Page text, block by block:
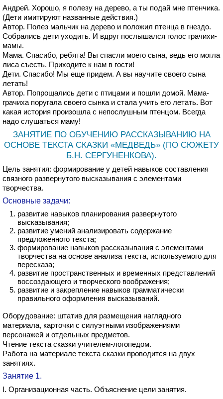
Андрей. Хорошо, я полезу на дерево, а ты подай мне птенчика.
(Дети имитируют названные действия.)
Автор. Полез мальчик на дерево и положил птенца в гнездо.
Собрались дети уходить. И вдруг послышался голос грачихи-
мамы.
Мама. Спасибо, ребята! Вы спасли моего сына, ведь его могла
лиса съесть. Приходите к нам в гости!
Дети. Спасибо! Мы еще придем. А вы научите своего сына
летать!
Автор. Попрощались дети с птицами и пошли домой. Мама-
грачиха поругала своего сынка и стала учить его летать. Вот
какая история произошла с непослушным птенцом. Всегда
надо слушаться маму!
ЗАНЯТИЕ ПО ОБУЧЕНИЮ РАССКАЗЫВАНИЮ НА
ОСНОВЕ ТЕКСТА СКАЗКИ «МЕДВЕДЬ» (ПО СЮЖЕТУ
Б.Н. СЕРГУНЕНКОВА).
Цель занятия: формирование у детей навыков составления
связного развернутого высказывания с элементами
творчества.
Основные задачи:
развитие навыков планирования развернутого
высказывания;
развитие умений анализировать содержание
предложенного текста;
формирование навыков рассказывания с элементами
творчества на основе анализа текста, используемого для
пересказа;
развитие пространственных и временных представлений
воссоздающего и творческого воображения;
развитие и закрепление навыков грамматически
правильного оформления высказываний.
Оборудование: штатив для размещения наглядного
материала, карточки с силуэтными изображениями
персонажей и отдельных предметов.
Чтение текста сказки учителем-логопедом.
Работа на материале текста сказки проводится на двух
занятиях.
Занятие 1.
I. Организационная часть. Объяснение цели занятия.